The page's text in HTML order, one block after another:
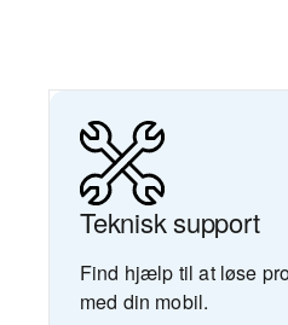
Teknisk support
Find hjælp til at løse
med din mobil.